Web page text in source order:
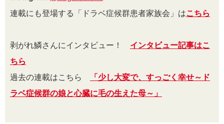
連載にも登場する「ドラベ症候群患者家族会」はこちら
剥がれ鱗さんにインタビュー！
インタビュー記事はこ
ちら
過去の連載はこちら
「少し大変で、すっごく幸せ～ド
ラベ症候群の娘と心臓に毛の生えた母～」